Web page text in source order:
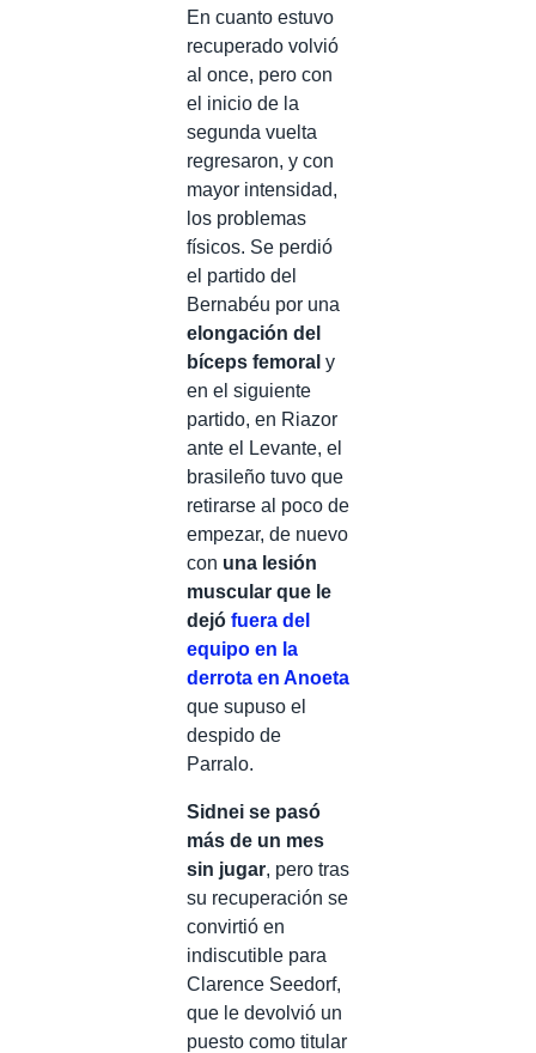
En cuanto estuvo
recuperado volvió
al once, pero con
el inicio de la
segunda vuelta
regresaron, y con
mayor intensidad,
los problemas
físicos. Se perdió
el partido del
Bernabéu por una
elongación del
bíceps femoral y
en el siguiente
partido, en Riazor
ante el Levante, el
brasileño tuvo que
retirarse al poco de
empezar, de nuevo
con una lesión
muscular que le
dejó fuera del
equipo en la
derrota en Anoeta
que supuso el
despido de
Parralo.
Sidnei se pasó
más de un mes
sin jugar, pero tras
su recuperación se
convirtió en
indiscutible para
Clarence Seedorf,
que le devolvió un
puesto como titular